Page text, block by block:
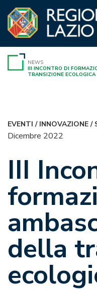
contenuto
NEWS
III INCONTRO DI
TRANSIZIONE ECOLOGICA
EVENTI / INNOVAZIONE/
Dicembre 2022
III
della